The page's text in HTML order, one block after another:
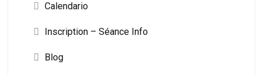
Calendario
Inscription – Séance Info
Blog